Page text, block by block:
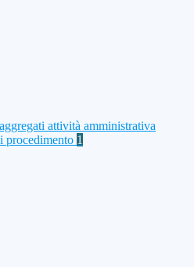
attività amministrativa
procedimento 1